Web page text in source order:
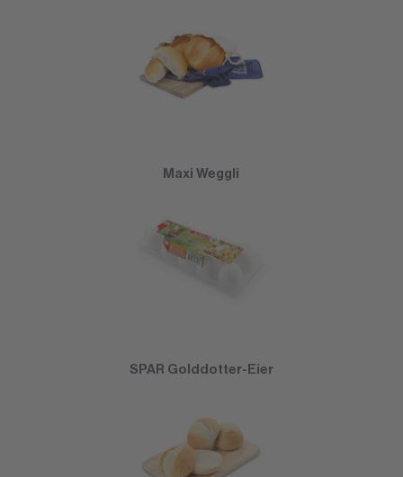
Maxi Weggli
SPAR Golddotter-Eier